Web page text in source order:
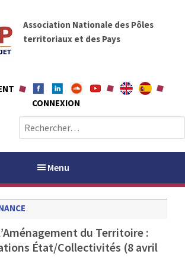
Association Nationale des Pôles
territoriaux et des Pays
CONNEXION
e
c
c
e
r
Menu
PAYS / PETR
ANPP
du Territoire :
État/Collectivités (8 avril